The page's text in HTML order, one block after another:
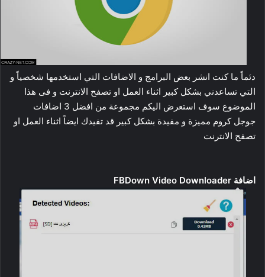
دئماً ما كنت انشر بعض البرامج و الاضافات التي استخدمها شخصياً و
التي تساعدني بشكل كبير اثناء العمل او تصفح الانترنت و فى هذا
الموضوع سوف استعرض اليكم مجموعة من افضل 3 اضافات
جوجل كروم مميزة و مفيدة بشكل كبير قد تفيدك ايضاً اثناء العمل او
تصفح الانترنت
اضافة FBDown Video Downloader